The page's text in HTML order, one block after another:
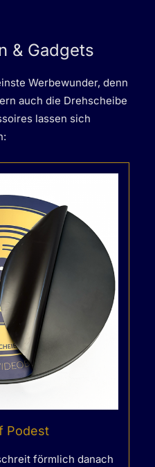
& Gadgets
Werbewunder, denn
auch die Drehscheibe
lassen sich
Podest
förmlich danach